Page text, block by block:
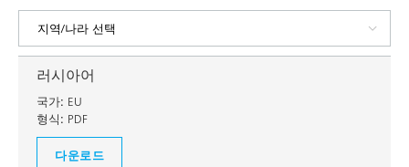
러시아어
국가: EU
형식: PDF
다운로드